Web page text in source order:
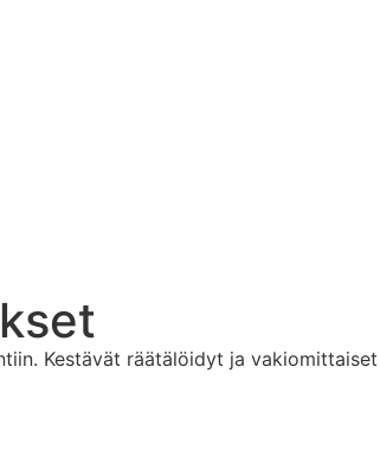
Kestävät räätälöidyt ja